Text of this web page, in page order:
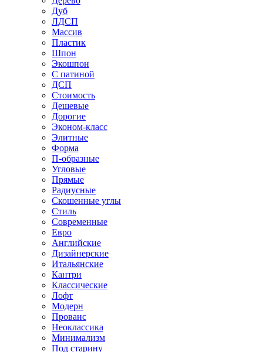
Дуб
ЛДСП
Массив
Пластик
Шпон
Экошпон
С патиной
ДСП
Стоимость
Дешевые
Дорогие
Эконом-класс
Элитные
Форма
П-образные
Угловые
Прямые
Радиусные
Скошенные углы
Стиль
Современные
Евро
Английские
Дизайнерские
Итальянские
Кантри
Классические
Лофт
Модерн
Прованс
Неоклассика
Минимализм
Под старину